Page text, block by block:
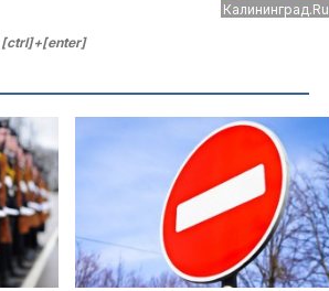
Калининград.Ru
[ctrl]+[enter]